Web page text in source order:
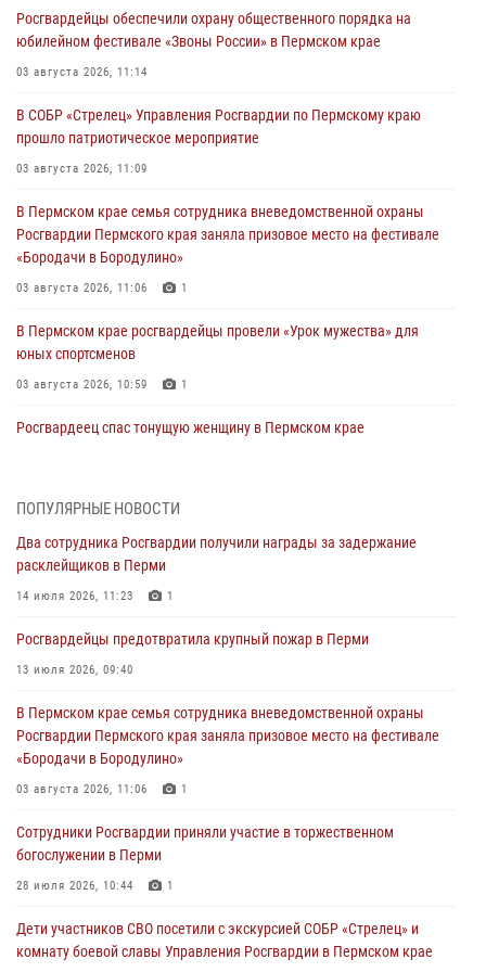
Росгвардейцы обеспечили охрану общественного порядка на
юбилейном фестивале «Звоны России» в Пермском крае
03 августа 2026, 11:14
В СОБР «Стрелец» Управления Росгвардии по Пермскому краю
прошло патриотическое мероприятие
03 августа 2026, 11:09
В Пермском крае семья сотрудника вневедомственной охраны
Росгвардии Пермского края заняла призовое место на фестивале
«Бородачи в Бородулино»
03 августа 2026, 11:06 1
В Пермском крае росгвардейцы провели «Урок мужества» для
юных спортсменов
03 августа 2026, 10:59 1
Росгвардеец спас тонущую женщину в Пермском крае
Сотрудники Росгвардии приняли участие в торжественном
28 июля 2026, 10:44 1
Росгвардейцы оказали силовую поддержку при задержании
28 июля 2026, 06:15
ведомственной акции «Каникулы с Росгвардией»
24 июля 2026, 08:45
Юные защитники порядка: росгвардейцы провели день в клубе
24 июля 2026, 08:43
ПОПУЛЯРНЫЕ НОВОСТИ
Два сотрудника Росгвардии получили награды за задержание
расклейщиков в Перми
14 июля 2026, 11:23 1
Росгвардейцы предотвратила крупный пожар в Перми
13 июля 2026, 09:40
В Пермском крае семья сотрудника вневедомственной охраны
Росгвардии Пермского края заняла призовое место на фестивале
«Бородачи в Бородулино»
03 августа 2026, 11:06 1
Сотрудники Росгвардии приняли участие в торжественном
богослужении в Перми
28 июля 2026, 10:44 1
Дети участников СВО посетили с экскурсией СОБР «Стрелец» и
комнату боевой славы Управления Росгвардии в Пермском крае